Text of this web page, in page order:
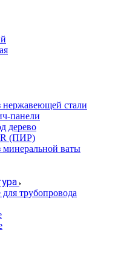
нержавеющей стали
панели
дерево
(ПИР)
ваты
трубопровода